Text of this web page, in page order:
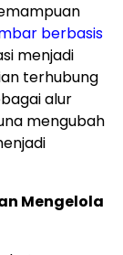
berbasis
menjadi
terhubung
alur
mengubah
Mengelola